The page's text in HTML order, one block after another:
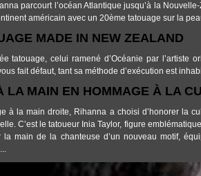
parcourt l’océan Atlantique jusqu’à la
américain avec un 20ème tatouage sur la
MADE IN NEW ZEALAND
tatouage, celui ramené d’Océanie par l’artiste
fait défaut, tant sa méthode d’exécution est
LA MAIN EN HOMMAGE À LA
à la main droite, Rihanna a choisi d’honorer la
C’est letatoueur Inia Taylor, figure
la main de la chanteuse d’un nouveau motif,